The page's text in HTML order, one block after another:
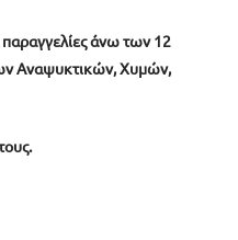
άνω των 12
Αναψυκτικών, Χυμών,